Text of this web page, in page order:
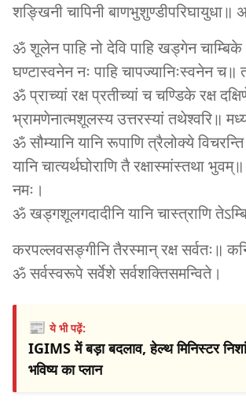
शङ्खिनी चापिनी बाणभुशुण्डीपरिघायुधा॥
ॐ शूलेन पाहि नो देवि पाहि खड्गेन
घण्टास्वनेन नः पाहि चापज्यानिःस्वनेन च॥
ॐ प्राच्यां रक्ष प्रतीच्यां च चण्डिके रक्ष
भ्रामणेनात्मशूलस्य उत्तरस्यां तथेश्‍वरि॥
ॐ सौम्यानि यानि रूपाणि त्रैलोक्ये
यानि चात्यर्थघोराणि तै रक्षास्मांस्तथा
नमः।
ॐ खड्गशूलगदादीनि यानि चास्त्राणि
करपल्लवसङ्गीनि तैरस्मान् रक्ष सर्वतः॥
ॐ सर्वस्वरूपे सर्वेशे सर्वशक्तिसमन्विते।
📰ये भी पढ़ें:
IGIMS में बड़ा बदलाव, हेल्थ मिनिस्टर
भविष्य का प्लान